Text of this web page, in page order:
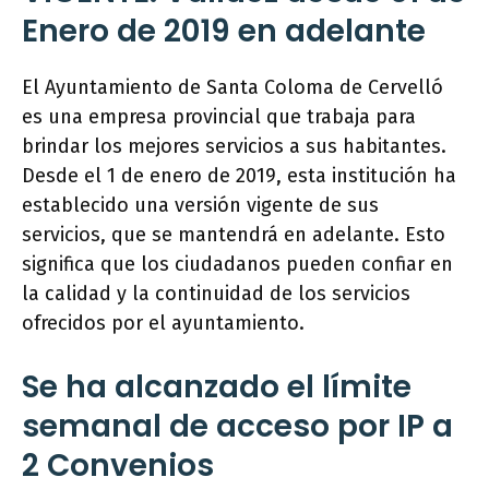
Enero de 2019 en adelante
El Ayuntamiento de Santa Coloma de Cervelló
es una empresa provincial que trabaja para
brindar los mejores servicios a sus habitantes.
Desde el 1 de enero de 2019, esta institución ha
establecido una versión vigente de sus
servicios, que se mantendrá en adelante. Esto
significa que los ciudadanos pueden confiar en
la calidad y la continuidad de los servicios
ofrecidos por el ayuntamiento.
Se ha alcanzado el límite
semanal de acceso por IP a
2 Convenios